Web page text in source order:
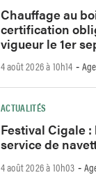
Chauffage au
certification
vigueur le 1er
4 août 2026 à 10h14 -
ACTUALITÉS
Festival Cigale :
service de
4 août 2026 à 10h03 -